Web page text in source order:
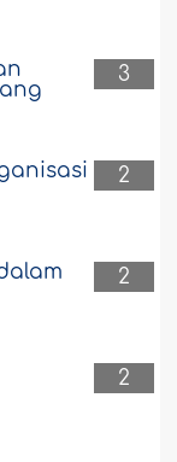
3
2
2
2